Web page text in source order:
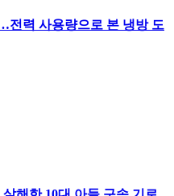
전력 사용량으로 본 냉방 도